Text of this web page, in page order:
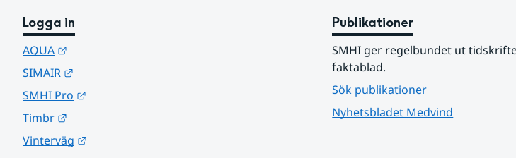
Logga in
AQUA
SIMAIR
SMHI Pro
Timbr
Vinterväg
Publikationer
SMHI ger regelbundet ut
faktablad.
Sök publikationer
Nyhetsbladet Medvind